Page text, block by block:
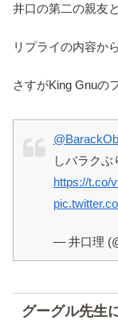
井口の第二の親友
リプライの内容か
さすがKing Gnuの
しバラクぶ
https://t.co/
— 井口理
グーグル先生